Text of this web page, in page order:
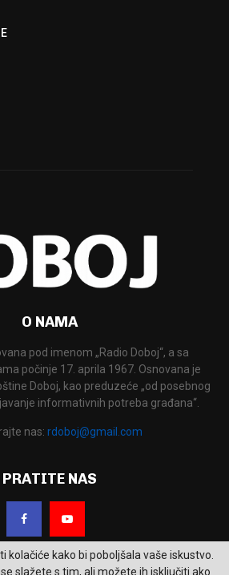
O NAMA
pod imenom „Radio Doboj“, a sa
počinje 17. aprila 1967. Osnovana je
Doboj, kao preduzeće „od posebnog
informativnih potreba građana“.
nas: rdoboj@gmail.com
PRATITE NAS
kolačiće kako bi poboljšala vaše iskustvo.
slažete s tim, ali možete ih isključiti ako